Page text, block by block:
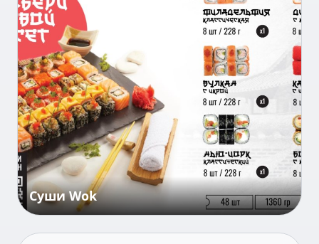
Суши Wok